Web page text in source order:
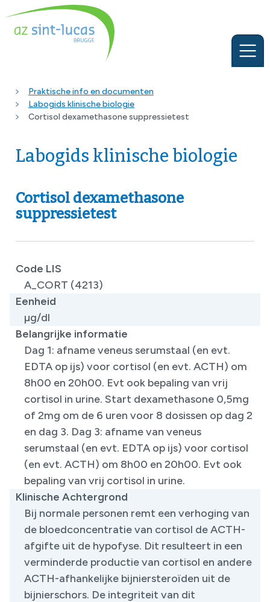
Praktische info en documenten
Labogids klinische biologie
Cortisol dexamethasone suppressietest
Labogids klinische biologie
Cortisol dexamethasone
suppressietest
Code LIS
A_CORT (4213)
Eenheid
µg/dl
Belangrijke informatie
Dag 1: afname veneus serumstaal (en evt.
EDTA op ijs) voor cortisol (en evt. ACTH) om
8h00 en 20h00. Evt ook bepaling van vrij
cortisol in urine. Start dexamethasone 0,5mg
of 2mg om de 6 uren voor 8 dosissen op dag 2
en dag 3. Dag 3: afname van veneus
serumstaal (en evt. EDTA op ijs) voor cortisol
(en evt. ACTH) om 8h00 en 20h00. Evt ook
bepaling van vrij cortisol in urine.
Klinische Achtergrond
Bij normale personen remt een verhoging van
de bloedconcentratie van cortisol de ACTH-
afgifte uit de hypofyse. Dit resulteert in een
verminderde productie van cortisol en andere
ACTH-afhankelijke bijniersteroïden uit de
bijnierschors. De integriteit van dit